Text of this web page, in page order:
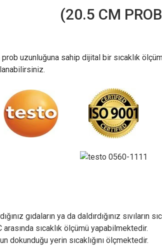
(20.5 CM
uzunluğuna sahip dijital bir sıcaklık
gıdaların ya da daldırdığınız
sıcaklık ölçümü yapabilmektedir.
dokunduğu yerin sıcaklığını ölçmektedir.